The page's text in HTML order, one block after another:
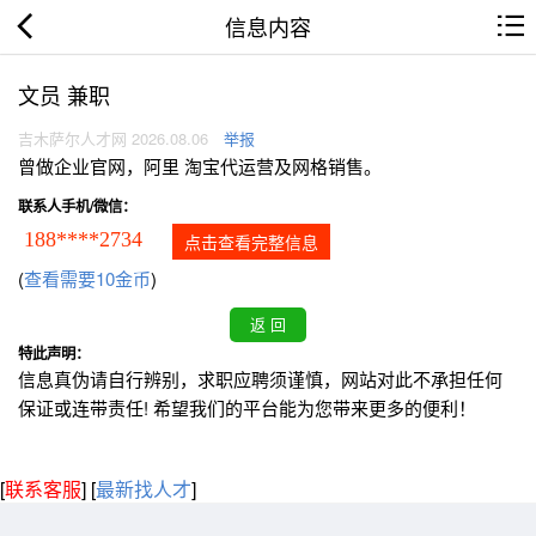
信息内容
文员 兼职
吉木萨尔人才网 2026.08.06 举报
曾做企业官网，阿里 淘宝代运营及网格销售。
联系人手机/微信：
188****2734 点击查看完整信息
(查看需要10金币)
特此声明：
信息真伪请自行辨别，求职应聘须谨慎，网站对此不承担任何
保证或连带责任! 希望我们的平台能为您带来更多的便利！
[联系客服] [最新找人才]